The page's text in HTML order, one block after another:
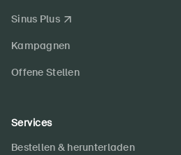
Sinus Plus
Kampagnen
Offene Stellen
Services
Bestellen & herunterladen